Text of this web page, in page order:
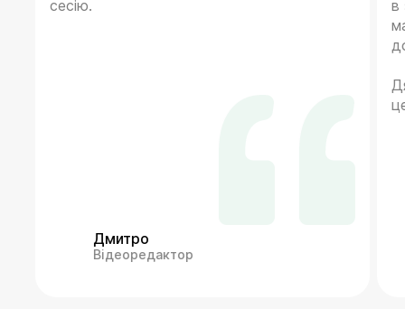
сесію.
Дмитро
Відеоредактор
в